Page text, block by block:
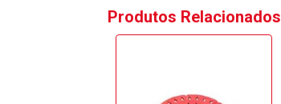
Produtos Relacionados